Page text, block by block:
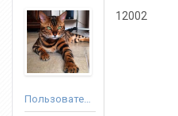
Пользователь
12002